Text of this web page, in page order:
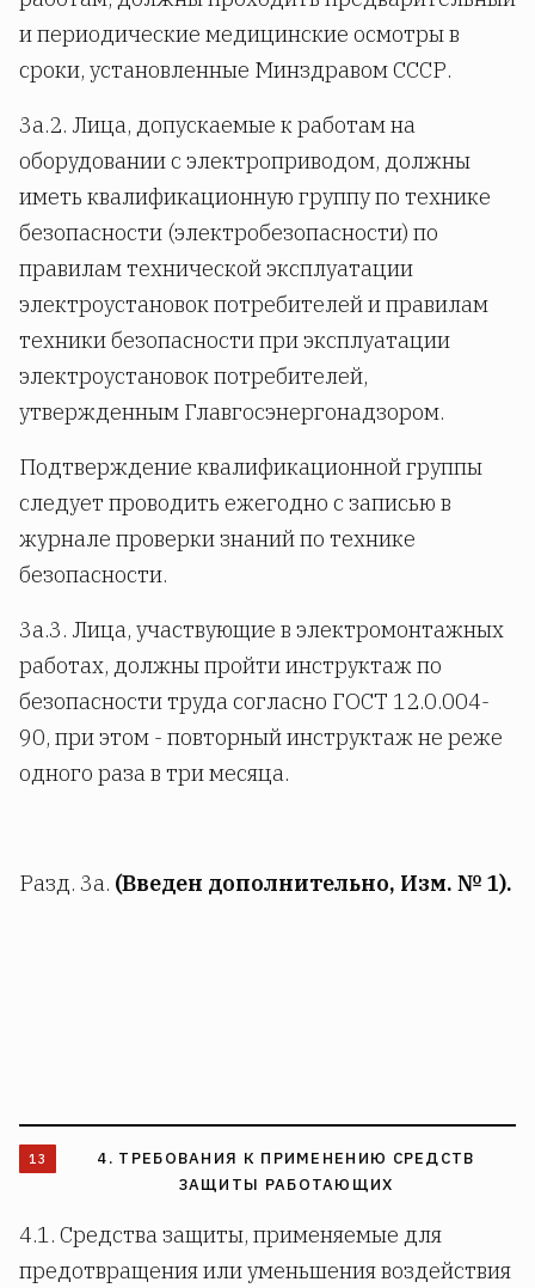
и периодические медицинские осмотры в
сроки, установленные Минздравом СССР.
3а.2. Лица, допускаемые к работам на
оборудовании с электроприводом, должны
иметь квалификационную группу по технике
безопасности (электробезопасности) по
правилам технической эксплуатации
электроустановок потребителей и правилам
техники безопасности при эксплуатации
электроустановок потребителей,
утвержденным Главгосэнергонадзором.
Подтверждение квалификационной группы
следует проводить ежегодно с записью в
журнале проверки знаний по технике
безопасности.
3а.3. Лица, участвующие в электромонтажных
работах, должны пройти инструктаж по
безопасности труда согласно ГОСТ 12.0.004-
90, при этом - повторный инструктаж не реже
одного раза в три месяца.
Разд. 3а. (Введен дополнительно, Изм. № 1).
4. ТРЕБОВАНИЯ К ПРИМЕНЕНИЮ СРЕДСТВ
ЗАЩИТЫ РАБОТАЮЩИХ
4.1. Средства защиты, применяемые для
предотвращения или уменьшения воздействия